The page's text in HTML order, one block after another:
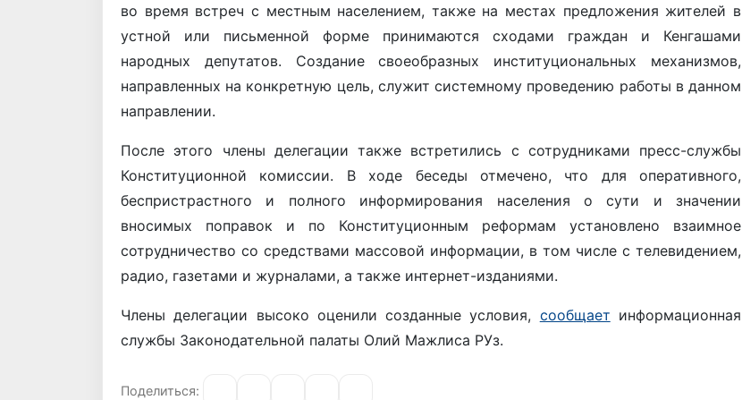
во время встреч с местным населением, также на местах предложения жителей в
устной или письменной форме принимаются сходами граждан и Кенгашами
народных депутатов. Создание своеобразных институциональных механизмов,
направленных на ​​конкретную цель, служит системному проведению работы в данном
направлении.
После этого члены делегации также встретились с сотрудниками пресс-службы
Конституционной комиссии. В ходе беседы отмечено, что для оперативного,
беспристрастного и полного информирования населения о сути и значении
вносимых поправок и по Конституционным реформам установлено взаимное
сотрудничество со средствами массовой информации, в том числе с телевидением,
радио, газетами и журналами, а также интернет-изданиями.
Члены делегации высоко оценили созданные условия, сообщает информационная
службы Законодательной палаты Олий Мажлиса РУз.
Поделиться: